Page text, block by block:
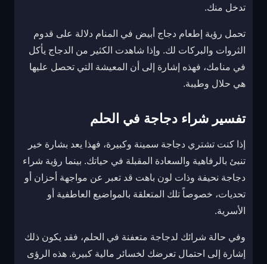
تدخل منك.
تحمل رؤية إطعام دجاج أبيض في المنام دلالة على قدوم
الثروات والبركات لك. وإذا شاهدت الكثير من الدجاج يأكل
في منامك، فهذه إشارة إلى أن المعيشة التي تحصل عليها
هي حلال وطيبة.
تفسير شراء دجاجة في الحلم
إذا كنت تشتري دجاجة سمينة وكبيرة، فهذا يعد بشارة خير
تنبئ بالرفاهية والسعادة المقبلة في حياتك. بينما رؤية شراء
دجاجة نحيفة وذات لون باهت قد تعبر عن مواجهة أحزان أو
تحديات، خصوصاً تلك المتعلقة بالمواضيع العاطفية أو
الأسرية.
وفي حالة شرائك لدجاجة متعفنة في الحلم، فقد يكون ذلك
إشارة إلى احتمال تعرضك لخسائر مالية كبيرة. هذه الرؤى